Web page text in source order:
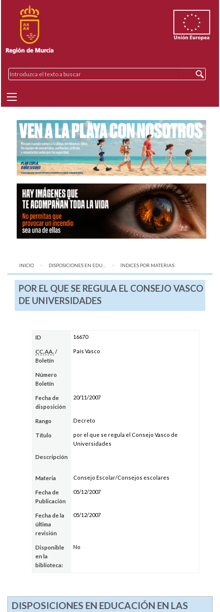
INICIO DISPOSICIONES EN EDU... AQUÍ:
ÍNDICES POR MATERIAS
POR EL QUE SE REGULA EL CONSEJO VASCO
DE UNIVERSIDADES
ID 16670
CC.AA. /
Boletín
País Vasco
Número
Boletín
Fecha de
disposición
20/11/2007
Rango Decreto
Título
por el que se regula el Consejo Vasco de
Universidades
Descripción
Materia Consejo Escolar/Consejos escolares
Fecha de
Publicación
05/12/2007
Fecha de la
última
revisión
05/12/2007
Disponible
en la
biblioteca:
No
DISPOSICIONES EN EDUCACIÓN EN LAS